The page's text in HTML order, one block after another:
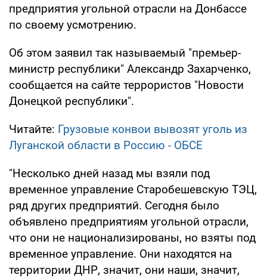
предприятия угольной отрасли на Донбассе
по своему усмотрению.
Об этом заявил так называемый "премьер-
министр республики" Александр Захарченко,
сообщается на сайте террористов "Новости
Донецкой республики".
Читайте: Грузовые конвои вывозят уголь из
Луганской области в Россию - ОБСЕ
"Несколько дней назад мы взяли под
временное управление Старобешевскую ТЭЦ,
ряд других предприятий. Сегодня было
объявлено предприятиям угольной отрасли,
что они не национализированы, но взяты под
временное управление. Они находятся на
территории ДНР, значит, они наши, значит,